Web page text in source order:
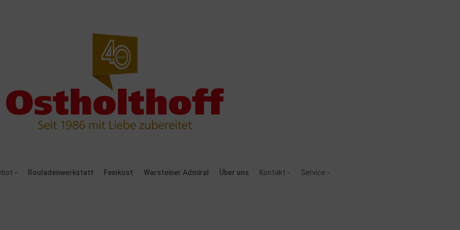
Rouladenwerkstatt Feinkost Warsteiner Admiral Über uns Kontakt Service